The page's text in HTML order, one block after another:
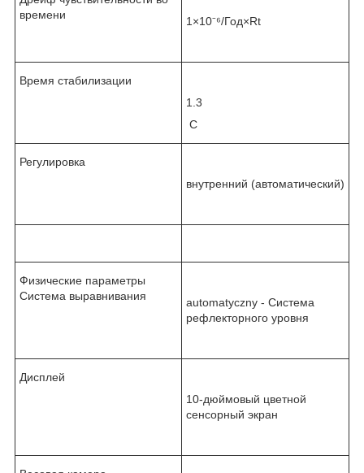
времени
1×10⁻⁶/Год×Rt
Время стабилизации
1.3
С
Регулировка
внутренний (автоматический)
Физические параметры
Система выравнивания
automatyczny - Система
рефлекторного уровня
Дисплей
10-дюймовый цветной
сенсорный экран